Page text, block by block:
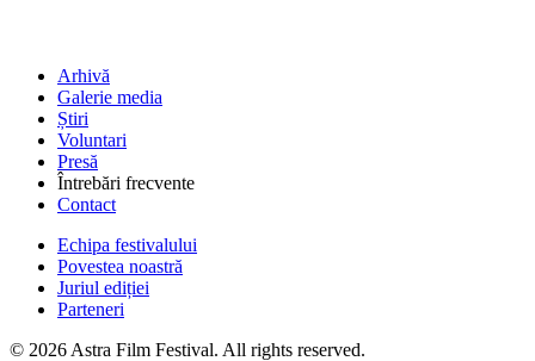
Arhivă
Galerie media
Știri
Voluntari
Presă
Întrebări frecvente
Contact
Echipa festivalului
Povestea noastră
Juriul ediției
Parteneri
© 2026 Astra Film Festival. All rights reserved.